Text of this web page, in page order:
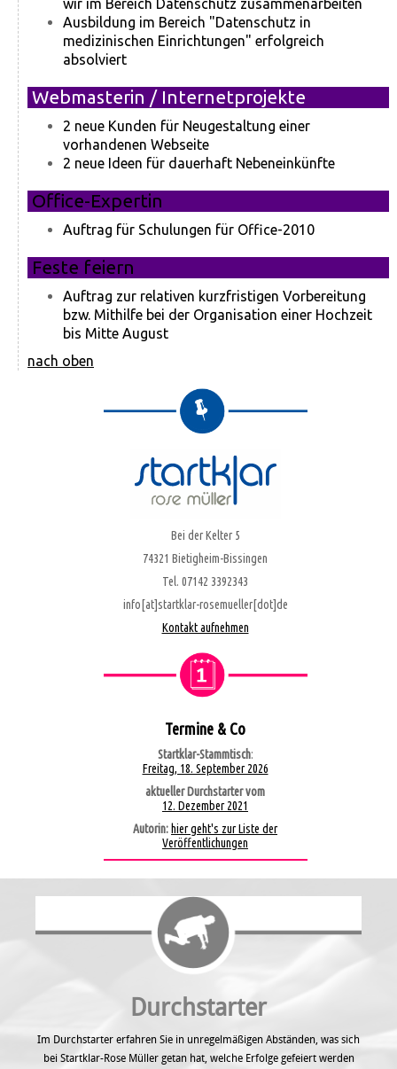
wir im Bereich Datenschutz zusammenarbeiten
Ausbildung im Bereich "Datenschutz in
medizinischen Einrichtungen" erfolgreich
absolviert
Webmasterin / Internetprojekte
2 neue Kunden für Neugestaltung einer
vorhandenen Webseite
2 neue Ideen für dauerhaft Nebeneinkünfte
Office-Expertin
Auftrag für Schulungen für Office-2010
Feste feiern
Auftrag zur relativen kurzfristigen Vorbereitung
bzw. Mithilfe bei der Organisation einer Hochzeit
bis Mitte August
nach oben
Bei der Kelter 5
74321 Bietigheim-Bissingen
Tel. 07142 3392343
info[at]startklar-rosemueller[dot]de
Kontakt aufnehmen
Termine & Co
Startklar-Stammtisch:
Freitag, 18. September 2026
aktueller Durchstarter vom
12. Dezember 2021
Autorin: hier geht's zur Liste der
Veröffentlichungen
Durchstarter
Im Durchstarter erfahren Sie in unregel­mäßigen Abständen, was sich
bei Startklar-Rose Müller getan hat, welche Erfolge gefeiert werden